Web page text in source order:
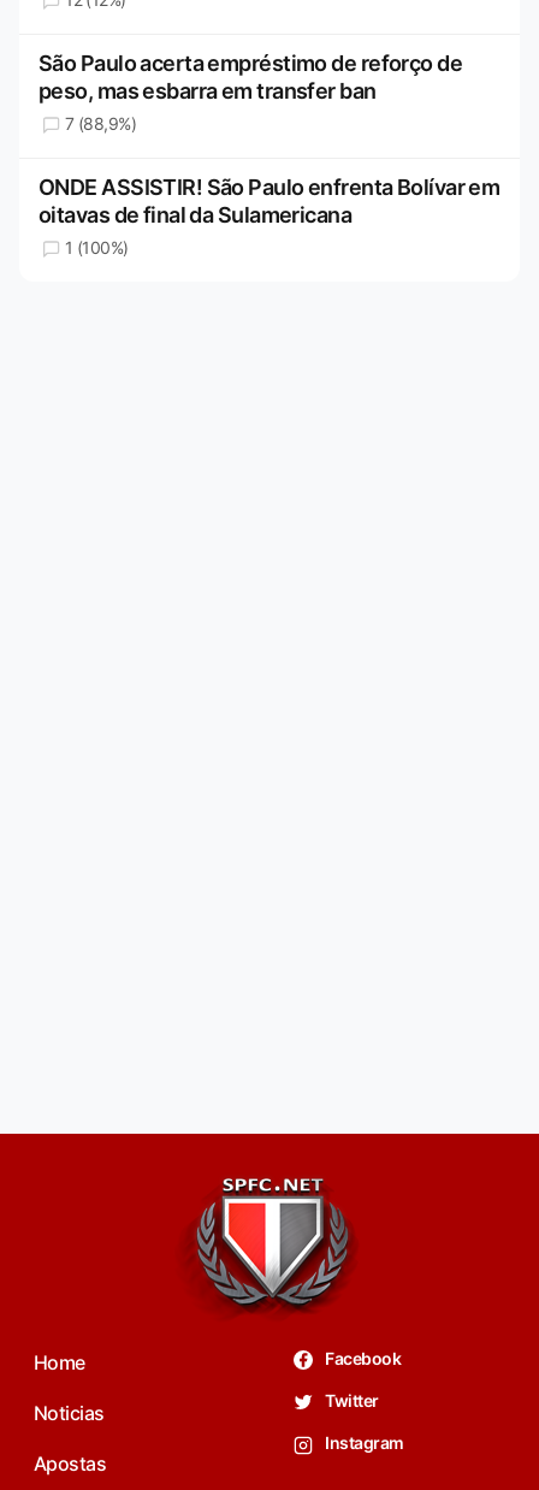
São Paulo acerta empréstimo de reforço de
peso, mas esbarra em transfer ban
7 (88,9%)
ONDE ASSISTIR! São Paulo enfrenta Bolívar em
oitavas de final da Sulamericana
1 (100%)
Home
Noticias
Apostas
Facebook
Twitter
Instagram